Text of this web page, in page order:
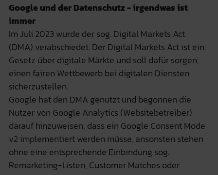
Google und der Datenschutz - irgendwas ist
immer
Im Juli 2023 wurde der sog. Digital Markets Act
(DMA) verabschiedet. Der Digital Markets Act ist ein
Gesetz über digitale Märkte und soll dafür sorgen,
einen fairen Wettbewerb bei digitalen Diensten
sicherzustellen.
Google hat den DMA genutzt und begonnen die
Nutzer von Google Analytics (Websitebetreiber)
darauf hinzuweisen, dass ein Google Consent Mode
v2 implementiert werden müsse, ansonsten stehen
ohne eine entsprechende Einbindung sog.
Remarketing-Listen, Customer Matches oder